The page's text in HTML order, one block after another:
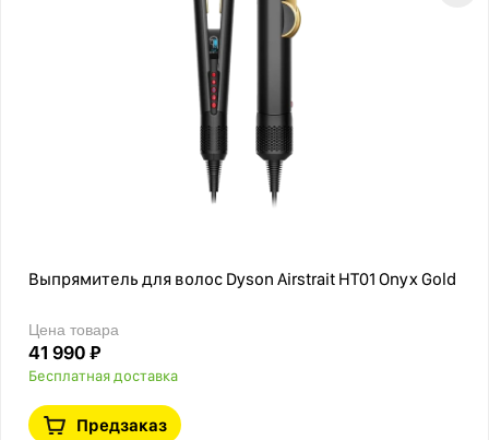
Выпрямитель для волос Dyson Airstrait HT01 Onyx Gold
Цена товара
41 990 ₽
Бесплатная доставка
Предзаказ